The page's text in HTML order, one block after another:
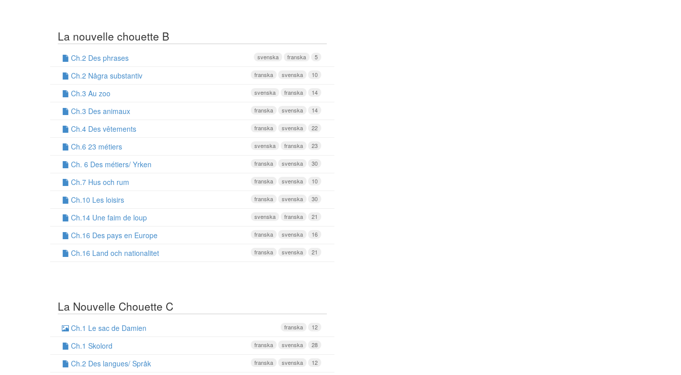
La nouvelle chouette B
5
franska
svenska
Ch.2 Des phrases
10
svenska
franska
Ch.2 Några substantiv
14
franska
svenska
Ch.3 Au zoo
14
svenska
franska
Ch.3 Des animaux
22
svenska
franska
Ch.4 Des vêtements
23
franska
svenska
Ch.6 23 métiers
30
svenska
franska
Ch. 6 Des métiers/ Yrken
10
svenska
franska
Ch.7 Hus och rum
30
svenska
franska
Ch.10 Les loisirs
21
franska
svenska
Ch.14 Une faim de loup
16
svenska
franska
Ch.16 Des pays en Europe
21
svenska
franska
Ch.16 Land och nationalitet
La Nouvelle Chouette C
12
franska
Ch.1 Le sac de Damien
28
svenska
franska
Ch.1 Skolord
12
svenska
franska
Ch.2 Des langues/ Språk